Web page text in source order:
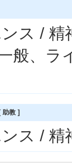
ス /
般、ラ
[ 助教 ]
ス / 精